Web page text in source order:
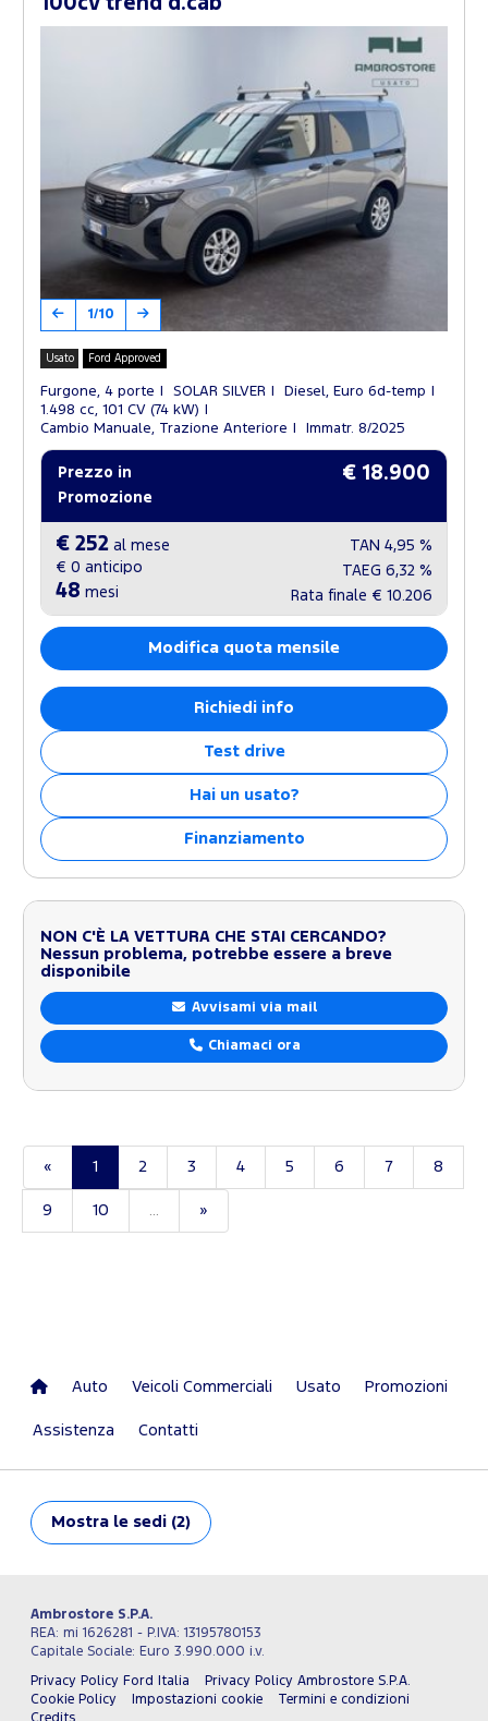
1/10
Usato Ford Approved
Furgone, 4 porte SOLAR SILVER
Diesel, Euro 6d-temp
1.498 cc, 101 CV (74 kW)
Cambio Manuale, Trazione Anteriore
Immatr. 8/2025
Prezzo in
Promozione
€ 18.900
€ 252 al mese
€ 0 anticipo
48 mesi
TAN 4,95 %
TAEG 6,32 %
Rata finale € 10.206
Modifica quota mensile
Richiedi info
Test drive
Hai un usato?
Finanziamento
NON C'È LA VETTURA CHE STAI CERCANDO?
Nessun problema, potrebbe essere a breve
disponibile
Avvisami via mail
Chiamaci ora
« 1 2 3 4 5 6 7 8
9 10 »
Auto Veicoli Commerciali Usato Promozioni
Assistenza Contatti
Mostra le sedi (2)
Ambrostore S.P.A.
REA: mi 1626281 - P.IVA: 13195780153
Capitale Sociale: Euro 3.990.000 i.v.
Privacy Policy Ford Italia
Privacy Policy Ambrostore S.P.A.
Cookie Policy
Impostazioni cookie
Termini e condizioni
Credits